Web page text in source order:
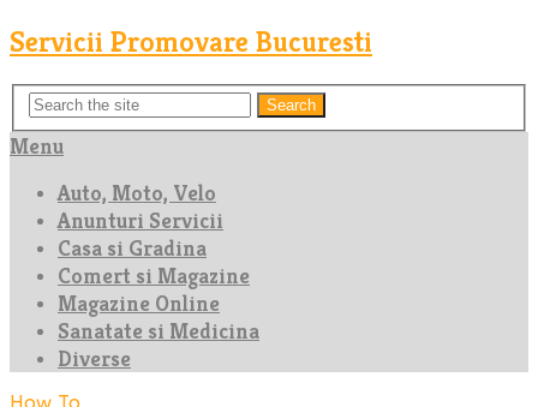
Servicii Promovare Bucuresti
Search
Menu
Auto, Moto, Velo
Anunturi Servicii
Casa si Gradina
Comert si Magazine
Magazine Online
Sanatate si Medicina
Diverse